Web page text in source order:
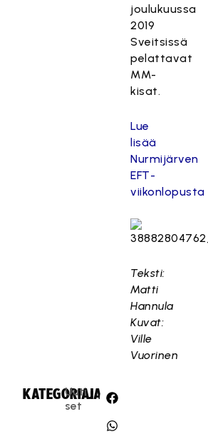
joulukuussa
2019
Sveitsissä
pelattavat
MM-
kisat.
Lue
lisää
Nurmijärven
EFT-
viikonlopusta
Teksti:
Matti
Hannula
Kuvat:
Ville
Vuorinen
KATEGORIA:
Uuti
set
JAA: